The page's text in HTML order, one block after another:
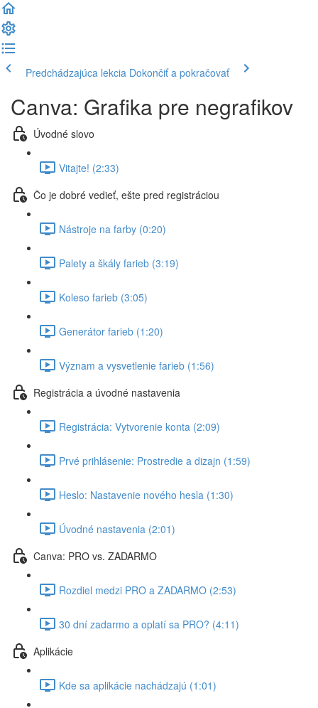
Predchádzajúca lekcia Dokončiť a pokračovať
Canva: Grafika pre negrafikov
Úvodné slovo
Vitajte! (2:33)
Čo je dobré vedieť, ešte pred registráciou
Nástroje na farby (0:20)
Palety a škály farieb (3:19)
Koleso farieb (3:05)
Generátor farieb (1:20)
Význam a vysvetlenie farieb (1:56)
Registrácia a úvodné nastavenia
Registrácia: Vytvorenie konta (2:09)
Prvé prihlásenie: Prostredie a dizajn (1:59)
Heslo: Nastavenie nového hesla (1:30)
Úvodné nastavenia (2:01)
Canva: PRO vs. ZADARMO
Rozdiel medzi PRO a ZADARMO (2:53)
30 dní zadarmo a oplatí sa PRO? (4:11)
Aplikácie
Kde sa aplikácie nachádzajú (1:01)